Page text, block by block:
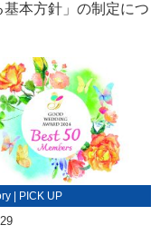
基本方針」の制定につ
| PICK UP